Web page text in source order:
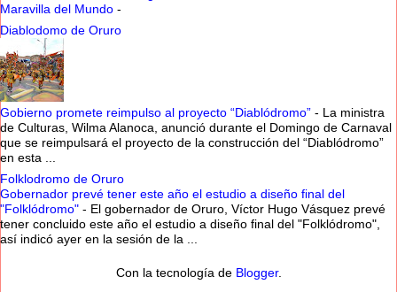
Maravilla del Mundo -
Diablodomo de Oruro
Gobierno promete reimpulso al proyecto “Diablódromo” - La ministra
de Culturas, Wilma Alanoca, anunció durante el Domingo de Carnaval
que se reimpulsará el proyecto de la construcción del “Diablódromo”
en esta ...
Folklodromo de Oruro
Gobernador prevé tener este año el estudio a diseño final del
"Folklódromo" - El gobernador de Oruro, Víctor Hugo Vásquez prevé
tener concluido este año el estudio a diseño final del "Folklódromo",
así indicó ayer en la sesión de la ...
Con la tecnología de Blogger.